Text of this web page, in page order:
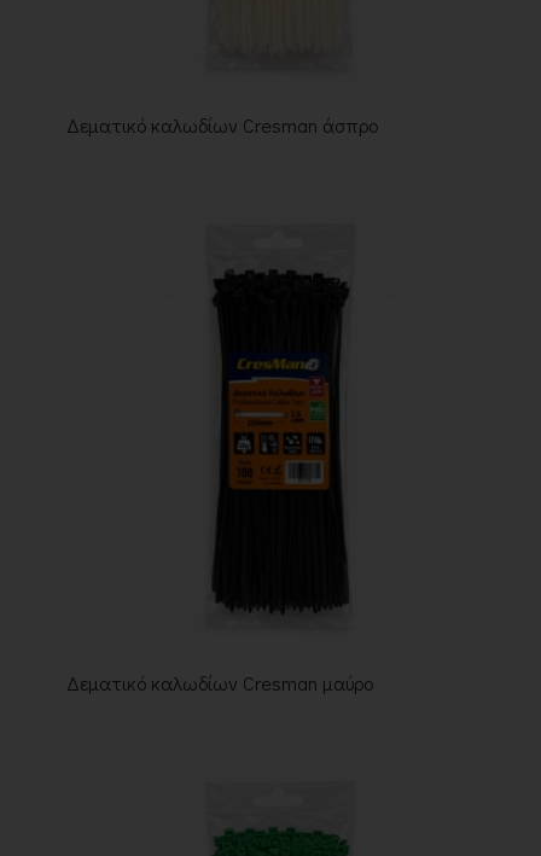
Δεματικό καλωδίων Cresman άσπρο
Δεματικό καλωδίων Cresman μαύρο